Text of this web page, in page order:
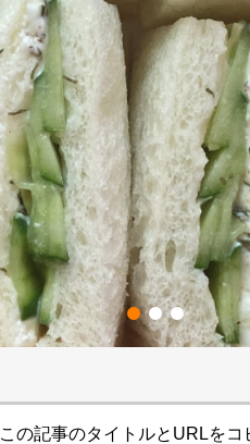
この記事のタイトルとURLをコ